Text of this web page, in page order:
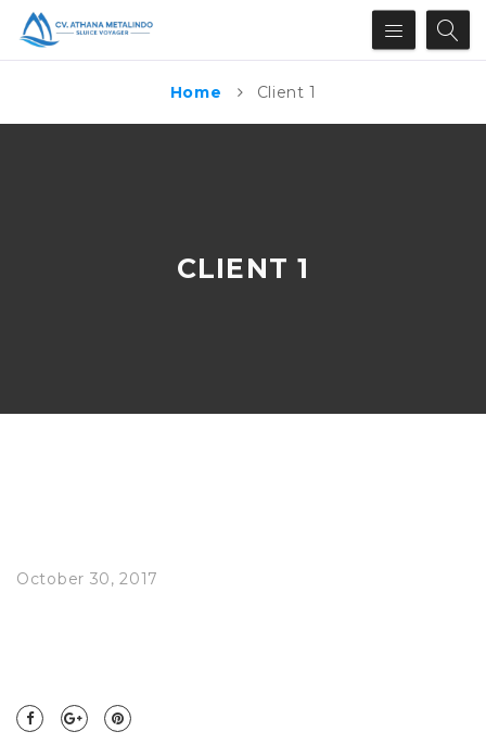
Home Client 1
CLIENT 1
October 30, 2017